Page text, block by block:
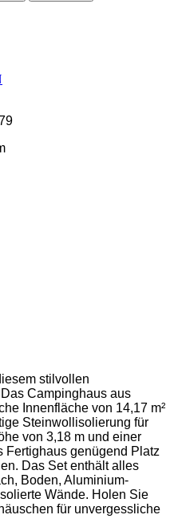
stilvollen
Campinghaus aus
Innenfläche von 14,17 m²
Steinwollisolierung für
von 3,18 m und einer
Fertighaus genügend Platz
Das Set enthält alles
Boden, Aluminium-
Wände. Holen Sie
für unvergessliche